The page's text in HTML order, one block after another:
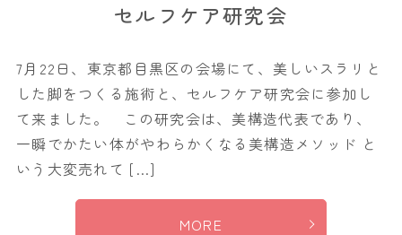
セルフケア研究会
7月22日、東京都目黒区の会場にて、美しいスラリと
した脚をつくる施術と、セルフケア研究会に参加し
て来ました。 この研究会は、美構造代表であり、
一瞬でかたい体がやわらかくなる美構造メソッド と
いう大変売れて […]
MORE